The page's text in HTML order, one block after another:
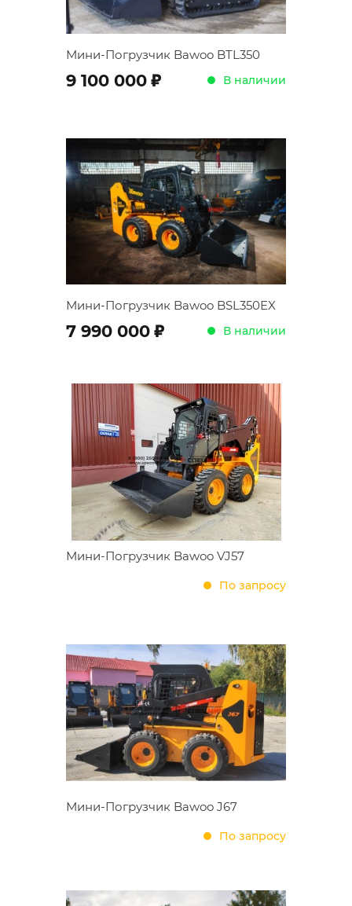
Мини-Погрузчик Bawoo BTL350
9 100 000 ; В наличии
Мини-Погрузчик Bawoo BSL350EX
7 990 000 ; В наличии
Мини-Погрузчик Bawoo VJ57
По запросу
Мини-Погрузчик Bawoo J67
По запросу